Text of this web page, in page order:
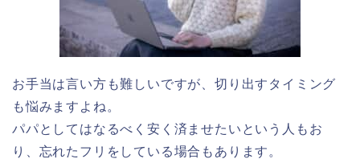
お手当は言い方も難しいですが、切り出すタイミング
も悩みますよね。
パパとしてはなるべく安く済ませたいという人もお
り、忘れたフリをしている場合もあります。